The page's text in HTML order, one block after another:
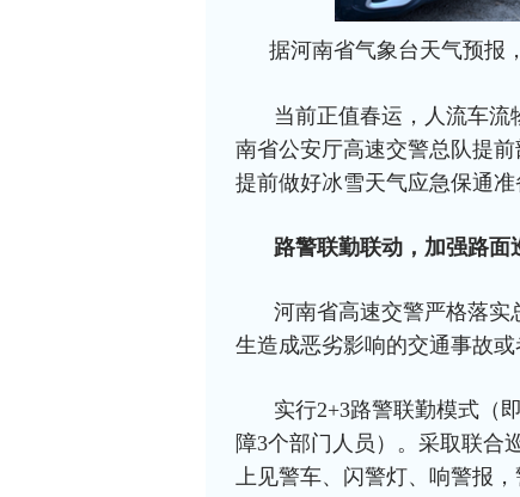
据河南省气象台天气预报
当前正值春运，人流车
南省公安厅高速交警总队提
提前做好冰雪天气应急保通
路警联勤联动，加强路面
河南省高速交警严格落实
生造成恶劣影响的交通事故或
实行2+3路警联勤模式（
障3个部门人员）。采取联合
上见警车、闪警灯、响警报